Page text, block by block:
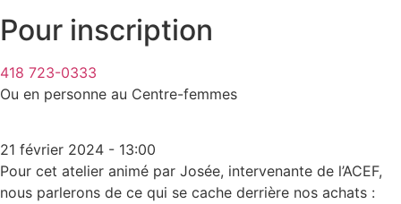
Pour inscription
418 723-0333
Ou en personne au Centre-femmes
21 février 2024 - 13:00
Pour cet atelier animé par Josée, intervenante de l’ACEF,
nous parlerons de ce qui se cache derrière nos achats :